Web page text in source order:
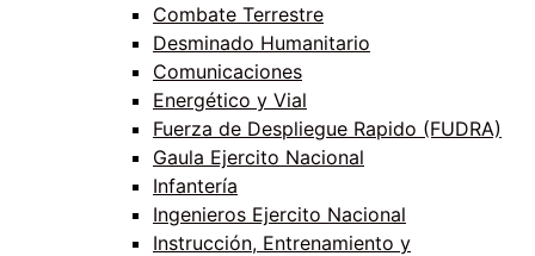
Combate Terrestre
Desminado Humanitario
Comunicaciones
Energético y Vial
Fuerza de Despliegue Rapido (FUDRA)
Gaula Ejercito Nacional
Infantería
Ingenieros Ejercito Nacional
Instrucción, Entrenamiento y